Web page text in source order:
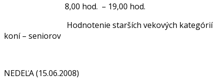
8,00 hod. – 19,00 hod.
Hodnotenie starších vekových kategórií
koní – seniorov
NEDEĽA (15.06.2008)